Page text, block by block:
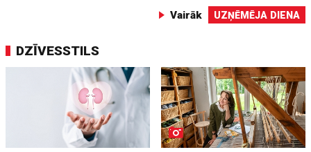
Vairāk UZŅĒMĒJA DIENA
DZĪVESSTILS